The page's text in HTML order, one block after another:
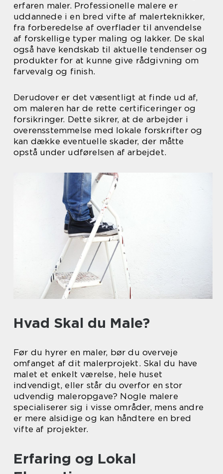
erfaren maler. Professionelle malere er
uddannede i en bred vifte af malerteknikker,
fra forberedelse af overflader til anvendelse
af forskellige typer maling og lakker. De skal
også have kendskab til aktuelle tendenser og
produkter for at kunne give rådgivning om
farvevalg og finish.
Derudover er det væsentligt at finde ud af,
om maleren har de rette certificeringer og
forsikringer. Dette sikrer, at de arbejder i
overensstemmelse med lokale forskrifter og
kan dække eventuelle skader, der måtte
opstå under udførelsen af arbejdet.
Hvad Skal du Male?
Før du hyrer en maler, bør du overveje
omfanget af dit malerprojekt. Skal du have
malet et enkelt værelse, hele huset
indvendigt, eller står du overfor en stor
udvendig maleropgave? Nogle malere
specialiserer sig i visse områder, mens andre
er mere alsidige og kan håndtere en bred
vifte af projekter.
Erfaring og Lokal